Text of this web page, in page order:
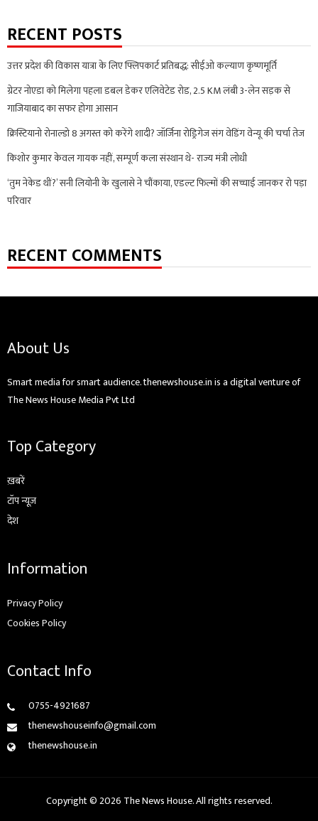
RECENT POSTS
उत्तर प्रदेश की विकास यात्रा के लिए फ्लिपकार्ट प्रतिबद्ध: सीईओ कल्याण कृष्णमूर्ति
ग्रेटर नोएडा को मिलेगा पहला डबल डेकर एलिवेटेड रोड, 2.5 KM लंबी 3-लेन सड़क से
गाजियाबाद का सफर होगा आसान
क्रिस्टियानो रोनाल्डो 8 अगस्त को करेंगे शादी? जॉर्जिना रोड्रिगेज संग वेडिंग वेन्यू की चर्चा तेज
किशोर कुमार केवल गायक नहीं, सम्पूर्ण कला संस्थान थे- राज्य मंत्री लोधी
‘तुम नेकेड थीं?’ सनी लियोनी के खुलासे ने चौंकाया, एडल्ट फिल्मों की सच्चाई जानकर रो पड़ा
परिवार
RECENT COMMENTS
About Us
Smart media for smart audience. thenewshouse.in is a digital venture of
The News House Media Pvt Ltd
Top Category
ख़बरें
टॉप न्यूज़
देश
Information
Privacy Policy
Cookies Policy
Contact Info
0755-4921687
thenewshouseinfo@gmail.com
thenewshouse.in
Copyright © 2026 The News House. All rights reserved.